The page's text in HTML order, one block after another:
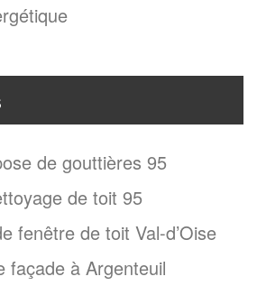
de gouttières 95
de toit 95
fenêtre de toit Val-d’Oise
façade à Argenteuil